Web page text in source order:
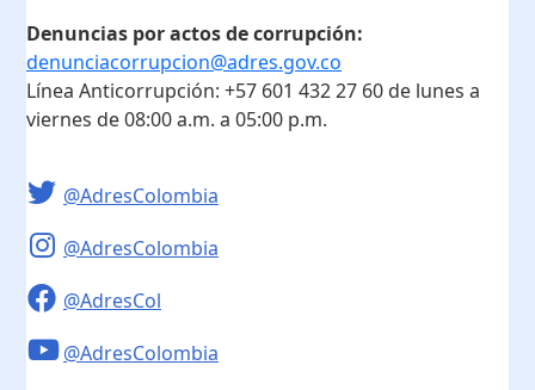
Denuncias por actos de corrupción:
denunciacorrupcion@adres.gov.co
Línea Anticorrupción: +57 601 432 27 60 de lunes a
viernes de 08:00 a.m. a 05:00 p.m.
@AdresColombia
@AdresColombia
@AdresCol
@AdresColombia